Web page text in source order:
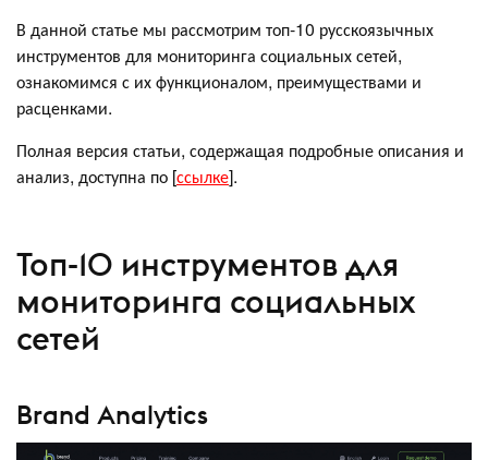
В данной статье мы рассмотрим топ-10 русскоязычных
инструментов для мониторинга социальных сетей,
ознакомимся с их функционалом, преимуществами и
расценками.
Полная версия статьи, содержащая подробные описания и
анализ, доступна по [ссылке].
Топ-10 инструментов для
мониторинга социальных
сетей
Brand Analytics